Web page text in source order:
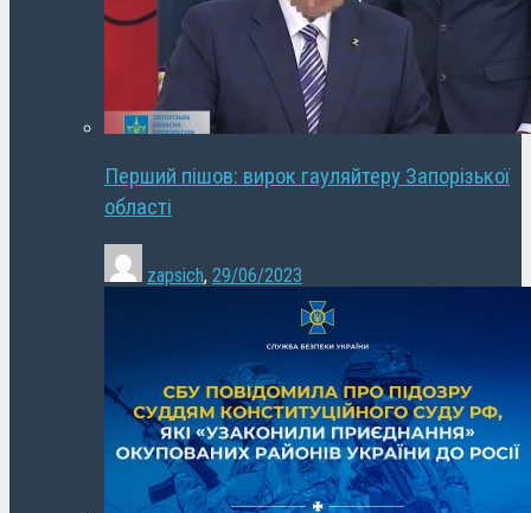
Перший пішов: вирок гауляйтеру Запорізької
області
zapsich, 29/06/2023